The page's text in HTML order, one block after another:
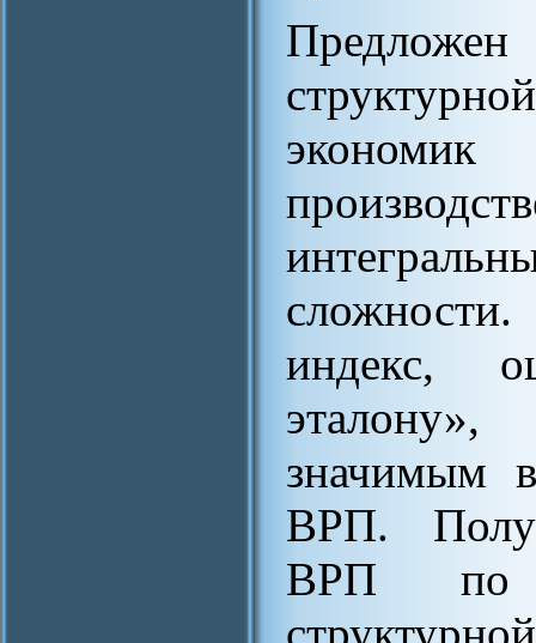
сложности.
индекс,
значимым
ВРП.
ВРП по